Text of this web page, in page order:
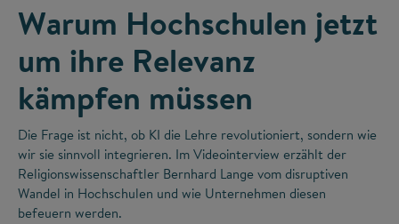
Warum Hochschulen jetzt
um ihre Relevanz
kämpfen müssen
Die Frage ist nicht, ob KI die Lehre revolutioniert, sondern wie
wir sie sinnvoll integrieren. Im Videointerview erzählt der
Religionswissenschaftler Bernhard Lange vom disruptiven
Wandel in Hochschulen und wie Unternehmen diesen
befeuern werden.